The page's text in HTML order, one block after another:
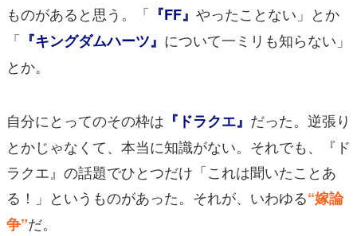
ものがあると思う。「 『FF』 やったことない」とか
「 『キングダムハーツ』 について一ミリも知らない」
とか。
自分にとってのその枠は 『ドラクエ』 だった。逆張り
とかじゃなくて、本当に知識がない。それでも、『ド
ラクエ』の話題でひとつだけ「これは聞いたことあ
る！」というものがあった。それが、いわゆる“嫁論
争”だ。